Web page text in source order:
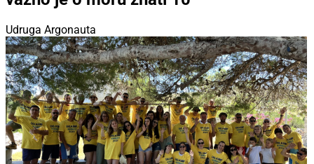
Udruga Argonauta